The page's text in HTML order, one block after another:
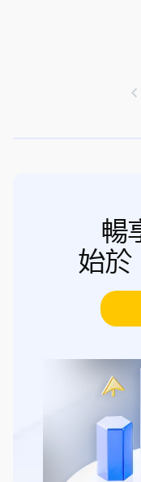
暢
始於